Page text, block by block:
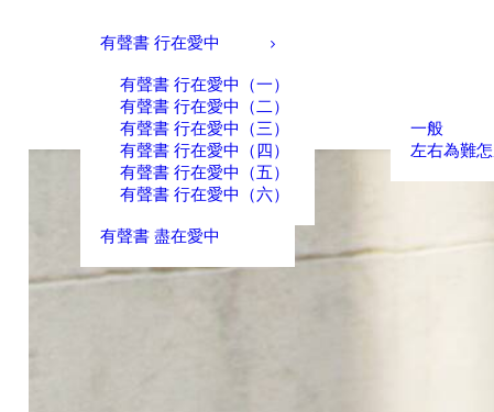
有聲書 行在愛中
有聲書 行在愛中（一）
有聲書 行在愛中（二）
有聲書 行在愛中（三）
有聲書 行在愛中（四）
有聲書 行在愛中（五）
有聲書 行在愛中（六）
有聲書 盡在愛中
一般
左右為難